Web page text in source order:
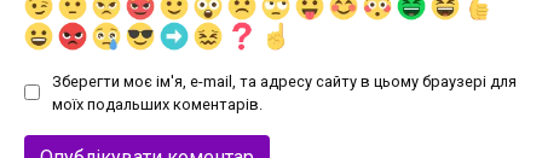
Зберегти моє ім'я, e-mail, та адресу сайту в цьому браузері для
моїх подальших коментарів.